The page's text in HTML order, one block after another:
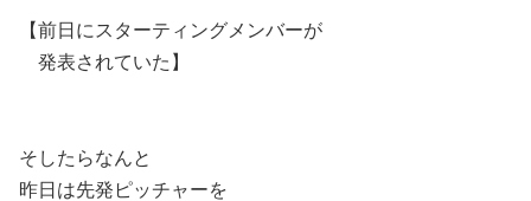
【前日にスターティングメンバーが
発表されていた】
そしたらなんと
昨日は先発ピッチャーを